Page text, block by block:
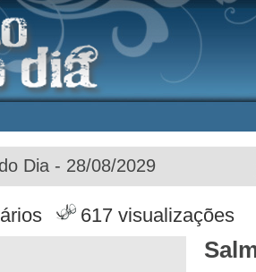
Dia - 28/08/2029
617 visualizações